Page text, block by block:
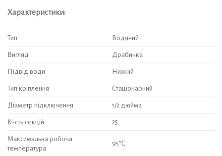
Характеристики:
Тип Водяний
Вигляд Драбинка
Підвід води Нижній
Тип кріплення Стаціонарний
Діаметр підключення 1/2 дюйма
К-сть секцій 25
Максимальна робоча
температура
95°С